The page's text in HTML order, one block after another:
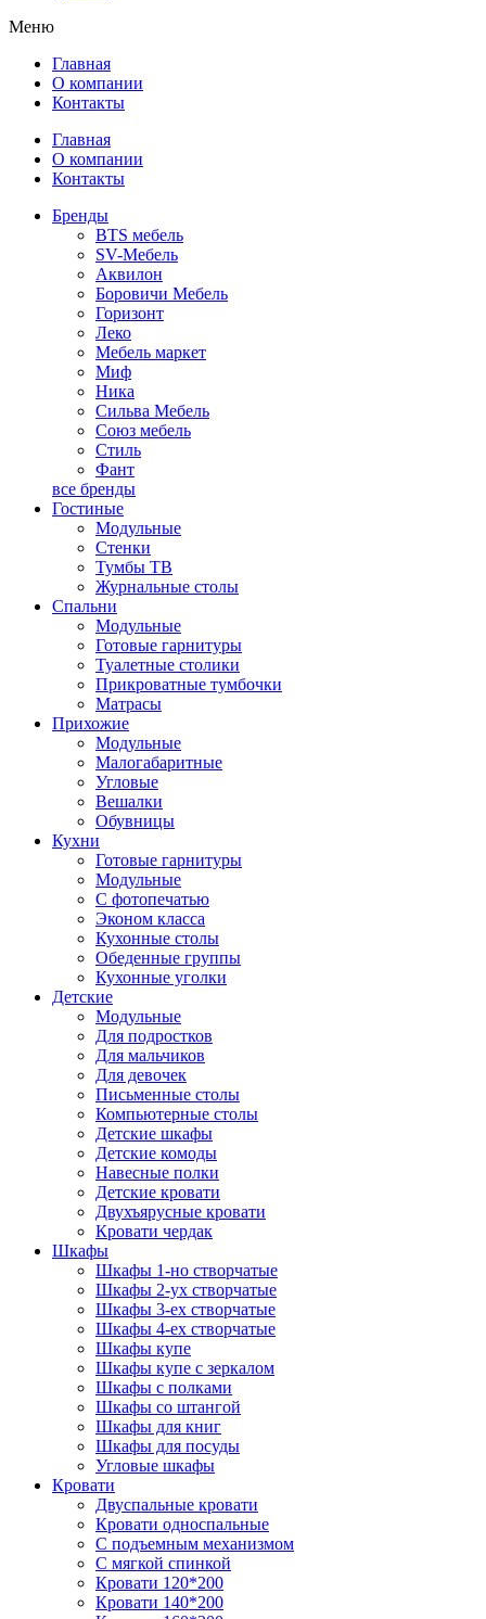
Меню
Главная
О компании
Контакты
Главная
О компании
Контакты
Бренды
BTS мебель
SV-Мебель
Аквилон
Боровичи Мебель
Горизонт
Леко
Мебель маркет
Миф
Ника
Сильва Мебель
Союз мебель
Стиль
Фант
все бренды
Гостиные
Модульные
Стенки
Тумбы ТВ
Журнальные столы
Спальни
Модульные
Готовые гарнитуры
Туалетные столики
Прикроватные тумбочки
Матрасы
Прихожие
Модульные
Малогабаритные
Угловые
Вешалки
Обувницы
Кухни
Готовые гарнитуры
Модульные
С фотопечатью
Эконом класса
Кухонные столы
Обеденные группы
Кухонные уголки
Детские
Модульные
Для подростков
Для мальчиков
Для девочек
Письменные столы
Компьютерные столы
Детские шкафы
Детские комоды
Навесные полки
Детские кровати
Двухъярусные кровати
Кровати чердак
Шкафы
Шкафы 1-но створчатые
Шкафы 2-ух створчатые
Шкафы 3-ех створчатые
Шкафы 4-ех створчатые
Шкафы купе
Шкафы купе с зеркалом
Шкафы с полками
Шкафы со штангой
Шкафы для книг
Шкафы для посуды
Угловые шкафы
Кровати
Двуспальные кровати
Кровати односпальные
С подъемным механизмом
С мягкой спинкой
Кровати 120*200
Кровати 140*200